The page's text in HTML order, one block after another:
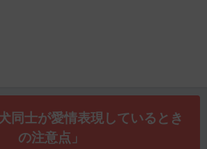
同士が愛情表現しているとき
の注意点」